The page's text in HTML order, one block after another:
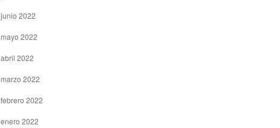
junio 2022
mayo 2022
abril 2022
marzo 2022
febrero 2022
enero 2022